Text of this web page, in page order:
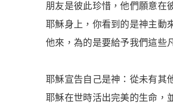
朋友是彼此珍惜，他們願意在
耶穌身上，你看到的是神主動
他來，為的是要給予我們這些
耶穌宣告自己是神：從未有其
耶穌在世時活出完美的生命